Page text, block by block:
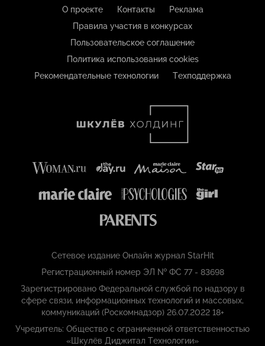
О проекте Контакты
Реклама
Правила участия в конкурсах
Пользовательское соглашение
Политика использования cookies
Рекомендательные технологии
Техподдержка
Сетевое издание Онлайн журнал StarHit
Регистрационный номер ЭЛ № ФС 77 - 83698
Зарегистрировано Федеральной службой по надзору в
сфере связи, информационных технологий и массовых,
коммуникаций (Роскомнадзор) 26.07.2022 18+
Учредитель: Общество с ограниченной ответственностью
«Шкулёв Диджитал Технологии»